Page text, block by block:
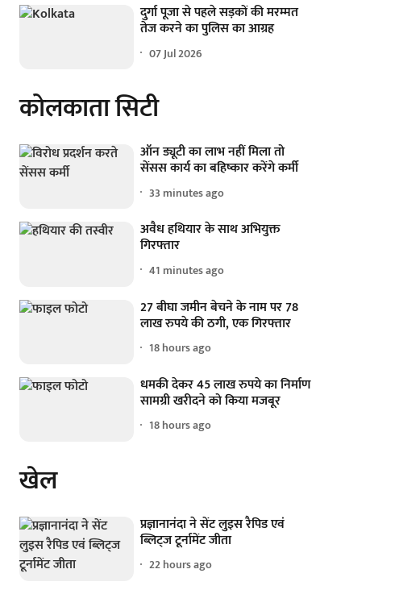
दुर्गा पूजा से पहले सड़कों की मरम्मत
तेज करने का पुलिस का आग्रह
07 Jul 2026
कोलकाता सिटी
ऑन ड्यूटी का लाभ नहीं मिला तो
सेंसस कार्य का बहिष्कार करेंगे कर्मी
33 minutes ago
अवैध हथियार के साथ अभियुक्त
गिरफ्तार
41 minutes ago
27 बीघा जमीन बेचने के नाम पर 78
लाख रुपये की ठगी, एक गिरफ्तार
18 hours ago
धमकी देकर 45 लाख रुपये का निर्माण
सामग्री खरीदने को किया मजबूर
18 hours ago
खेल
प्रज्ञानानंदा ने सेंट लुइस रैपिड एवं
ब्लिट्ज टूर्नामेंट जीता
22 hours ago